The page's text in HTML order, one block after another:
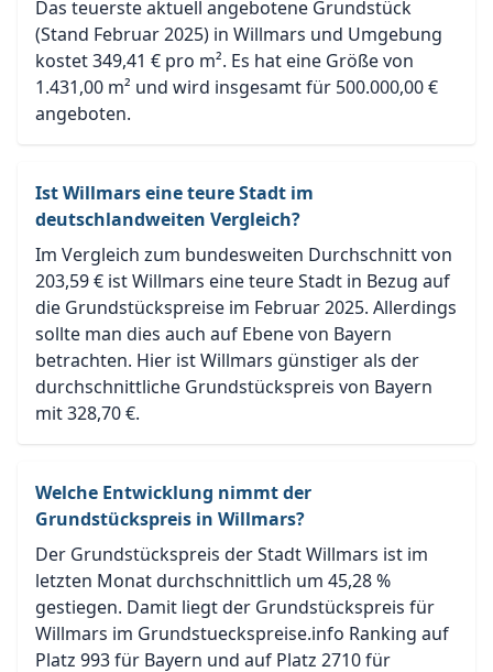
Das teuerste aktuell angebotene Grundstück
(Stand Februar 2025) in Willmars und Umgebung
kostet 349,41 € pro m². Es hat eine Größe von
1.431,00 m² und wird insgesamt für 500.000,00 €
angeboten.
Ist Willmars eine teure Stadt im
deutschlandweiten Vergleich?
Im Vergleich zum bundesweiten Durchschnitt von
203,59 € ist Willmars eine teure Stadt in Bezug auf
die Grundstückspreise im Februar 2025. Allerdings
sollte man dies auch auf Ebene von Bayern
betrachten. Hier ist Willmars günstiger als der
durchschnittliche Grundstückspreis von Bayern
mit 328,70 €.
Welche Entwicklung nimmt der
Grundstückspreis in Willmars?
Der Grundstückspreis der Stadt Willmars ist im
letzten Monat durchschnittlich um 45,28 %
gestiegen. Damit liegt der Grundstückspreis für
Willmars im Grundstueckspreise.info Ranking auf
Platz 993 für Bayern und auf Platz 2710 für